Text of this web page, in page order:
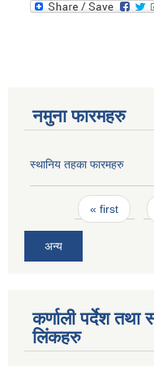
नमुना फारमहरु
स्थानिय तहका फारमहरु
Pages« first
अन्य
कर्णाली पर्देश तथा
लिंकहरु